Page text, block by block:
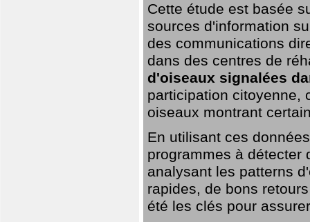
Cette étude est basée
sources d'information
des communications
dans des centres de
d'oiseaux signalées
participation citoyenne,
oiseaux montrant
En utilisant ces
programmes à détecter
analysant les patterns
rapides, de bons
été les clés pour